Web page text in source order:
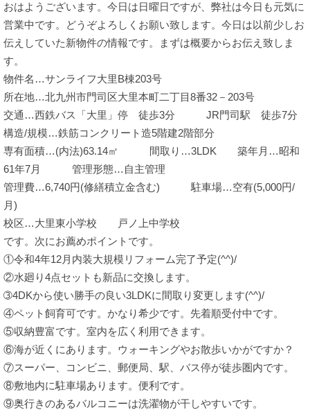
おはようございます。今日は日曜日ですが、弊社は今日も元気に
営業中です。どうぞよろしくお願い致します。今日は以前少しお
伝えしていた新物件の情報です。まずは概要からお伝え致しま
す。
物件名…サンライフ大里B棟203号
所在地…北九州市門司区大里本町二丁目8番32－203号
交通…西鉄バス「大里」停 徒歩3分 JR門司駅 徒歩7分
構造/規模…鉄筋コンクリート造5階建2階部分
専有面積…(内法)63.14㎡ 間取り…3LDK 築年月…昭和
61年7月 管理形態…自主管理
管理費…6,740円(修繕積立金含む) 駐車場…空有(5,000円/
月)
校区…大里東小学校 戸ノ上中学校
です。次にお薦めポイントです。
①令和4年12月内装大規模リフォーム完了予定(^^)/
②水廻り4点セットも新品に交換します。
➂4DKから使い勝手の良い3LDKに間取り変更します(^^)/
④ペット飼育可です。かなり希少です。先着順受付中です。
⑤収納豊富です。室内を広く利用できます。
⑥海が近くにあります。ウォーキングやお散歩いかがですか？
⑦スーパー、コンビニ、郵便局、駅、バス停が徒歩圏内です。
⑧敷地内に駐車場あります。便利です。
⑨奥行きのあるバルコニーは洗濯物が干しやすいです。